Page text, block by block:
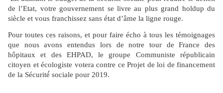
de l’Etat, votre gouvernement se livre au plus grand holdup du
siècle et vous franchissez sans état d’âme la ligne rouge.
Pour toutes ces raisons, et pour faire écho à tous les témoignages
que nous avons entendus lors de notre tour de France des
hôpitaux et des EHPAD, le groupe Communiste républicain
citoyen et écologiste votera contre ce Projet de loi de financement
de la Sécurité́ sociale pour 2019.